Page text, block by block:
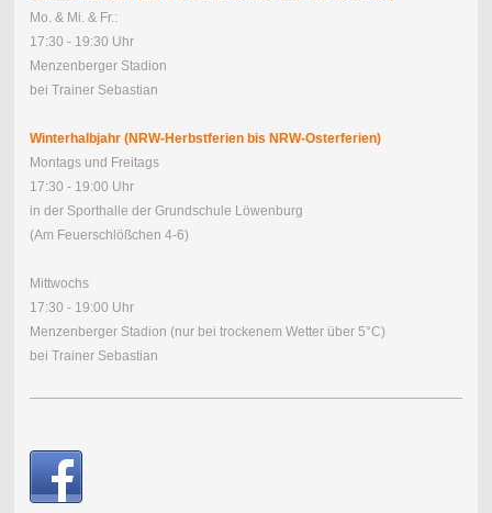
Mo. & Mi. & Fr.:
17:30 - 19:30 Uhr
Menzenberger Stadion
bei Trainer Sebastian
Winterhalbjahr (NRW-Herbstferien bis NRW-Osterferien)
Montags und Freitags
17:30 - 19:00 Uhr
in der Sporthalle der Grundschule Löwenburg
(Am Feuerschlößchen 4-6)
Mittwochs
17:30 - 19:00 Uhr
Menzenberger Stadion (nur bei trockenem Wetter über 5°C)
bei Trainer Sebastian